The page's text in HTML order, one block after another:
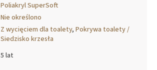
Poliakryl SuperSoft
Nie określono
Z wycięciem dla toalety,Pokrywa toalety /
Siedzisko krzesła
5 lat